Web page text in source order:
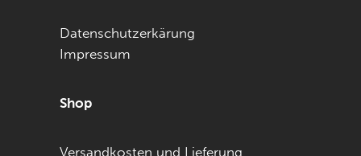
Datenschutzerkärung
Impressum
Shop
Versandkosten und Lieferung